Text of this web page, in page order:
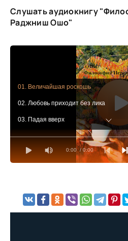
Слушать аудиокнигу
Раджниш Ошо"
0:00 / 0:00
01. Величайшая роскошь
02. Любовь приходит без лика
03. Падая вверх
04. Я делаю дело
05. Пип-пип
08. На вас нет пятен
10. Просто будьте такими, какие вы